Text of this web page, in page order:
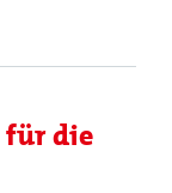
für die